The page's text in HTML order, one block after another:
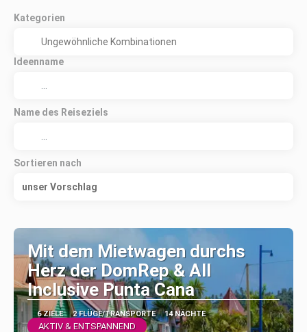
Kategorien
Ideenname
Name des Reiseziels
Sortieren nach
unser Vorschlag
Mit dem Mietwagen durchs
Herz der DomRep & All
Inclusive Punta Cana
6 ZIELE 2 FLÜGE/TRANSPORTE 14 NÄCHTE
AKTIV & ENTSPANNEND